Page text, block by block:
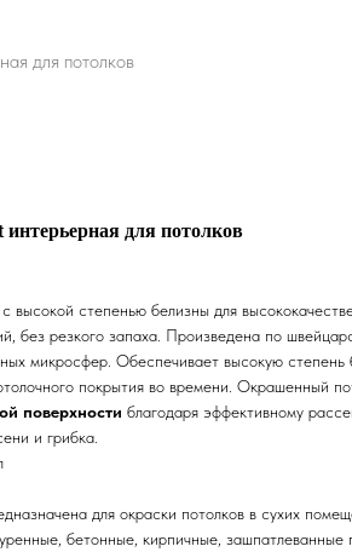
для потолков
для потолков
с высокой степенью белизны для
без резкого запаха. Произведена по
микросфер. Обеспечивает высокую степень
покрытия во времени. Окрашенный
поверхности благодаря эффективному
и грибка.
для окраски потолков в сухих
бетонные, кирпичные, зашпатлеванные